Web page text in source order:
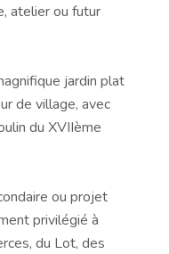
atelier ou futur
jardin plat
de village, avec
du XVIIème
ou projet
privilégié à
du Lot, des